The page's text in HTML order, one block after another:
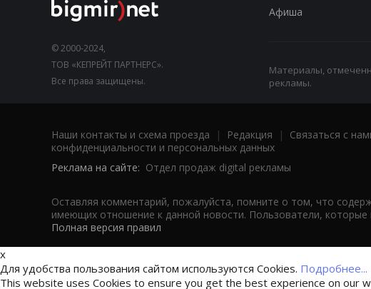
© 2000-2024,
ТОВ «КЕПРЕЙТ ПАРТНЕРС».
Все права защищены.
Афиша
Материалы,
рекламы.
Наши контакты и схема проезда | Редакция | Связаться с
конфиденциальности и персональных данных
Реклама на сайте: Отдел продаж digital рекламы
Оставляя комментарий, пожалуйста, помните о том, что
имеющих отношение к данной новости. Пользователи, которые
Полная версия правил
x
Для удобства пользования сайтом используются Cookies. Подробнее...
This website uses Cookies to ensure you get the best experience on our